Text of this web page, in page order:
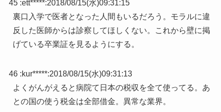
45 :ett*****:2018/08/15(水)09:31:15
裏口入学で医者となった人間もいるだろう。モラルに違
反した医師からは診察してほしくない。これから壁に掲
げている卒業証を見るようにする。
46 :kur*****:2018/08/15(水)09:31:13
よくがんがえると病院て日本の税収を全て使ってる。あ
との国の使う税金は全部借金。異常な業界。